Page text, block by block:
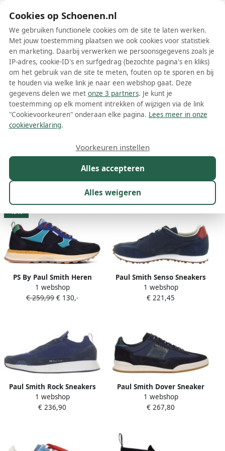
Schoenen.nl
Wis filters Alle filters
Blauwe Paul Smith schoenen
Meer lezen
Kleur 1
42 resultaten:
49%
PS By Paul Smith Heren
Sneakers Stijlvolle Schoen
Multicolor Heren
1 webshop
€ 259,99 € 130,-
Paul Smith Senso Sneakers
1 webshop
€ 221,45
Paul Smith Rock Sneakers
1 webshop
€ 236,90
Paul Smith Dover Sneaker
1 webshop
€ 267,80
Cookies op Schoenen.nl
We gebruiken functionele cookies om de site te laten werken.
Met jouw toestemming plaatsen we ook cookies voor statistiek
en marketing. Daarbij verwerken we persoonsgegevens zoals je
IP-adres, cookie-ID's en surfgedrag (bezochte pagina's en kliks)
om het gebruik van de site te meten, fouten op te sporen en bij
te houden via welke link je naar een webshop gaat. Deze
gegevens delen we met onze 3 partners. Je kunt je
toestemming op elk moment intrekken of wijzigen via de link
"Cookievoorkeuren" onderaan elke pagina. Lees meer in onze
cookieverklaring.
Alles accepteren
Alles weigeren
Voorkeuren instellen